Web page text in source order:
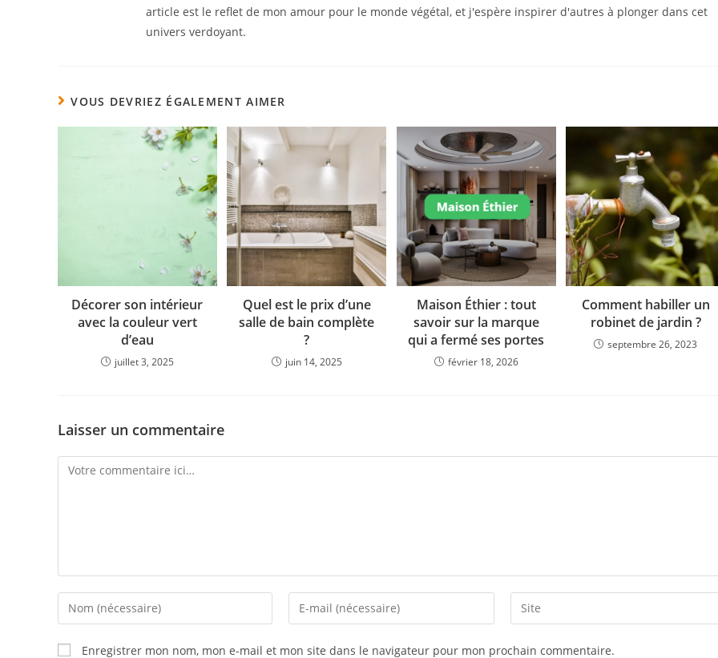
article est le reflet de mon amour pour le monde végétal, et j'espère inspirer d'autres à plonger dans cet
univers verdoyant.
VOUS DEVRIEZ ÉGALEMENT AIMER
Décorer son intérieur
avec la couleur vert
d’eau
juillet 3, 2025
Quel est le prix d’une
salle de bain complète
?
juin 14, 2025
Maison Éthier : tout
savoir sur la marque
qui a fermé ses portes
février 18, 2026
Comment habiller un
robinet de jardin ?
septembre 26, 2023
Laisser un commentaire
Enregistrer mon nom, mon e-mail et mon site dans le navigateur pour mon prochain commentaire.